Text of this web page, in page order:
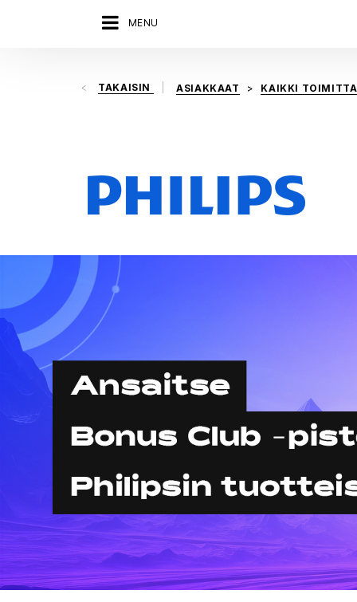
MENU
TAKAISIN ASIAKKAAT KAIKKI